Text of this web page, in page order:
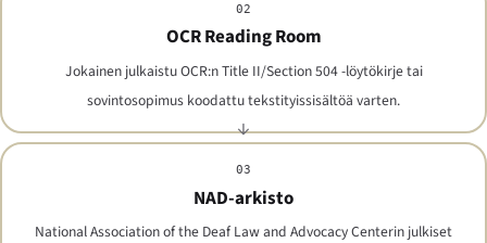
02
OCR Reading Room
Jokainen julkaistu OCR:n Title II/Section 504 -löytökirje tai
sovintosopimus koodattu tekstityissisältöä varten.
03
NAD-arkisto
National Association of the Deaf Law and Advocacy Centerin julkiset